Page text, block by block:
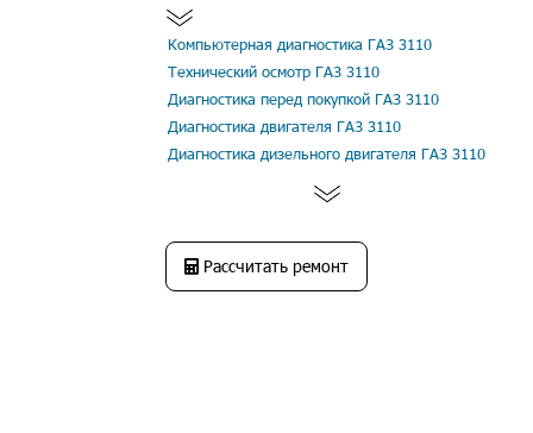
Компьютерная диагностика ГАЗ 3110
Технический осмотр ГАЗ 3110
Диагностика перед покупкой ГАЗ 3110
Диагностика двигателя ГАЗ 3110
Диагностика дизельного двигателя ГАЗ 3110
Рассчитать ремонт